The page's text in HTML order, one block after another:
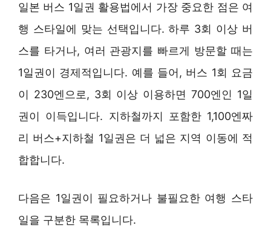
일본 버스 1일권 활용법에서 가장 중요한 점은 여
행 스타일에 맞는 선택입니다. 하루 3회 이상 버
스를 타거나, 여러 관광지를 빠르게 방문할 때는
1일권이 경제적입니다. 예를 들어, 버스 1회 요금
이 230엔으로, 3회 이상 이용하면 700엔인 1일
권이 이득입니다. 지하철까지 포함한 1,100엔짜
리 버스+지하철 1일권은 더 넓은 지역 이동에 적
합합니다.
다음은 1일권이 필요하거나 불필요한 여행 스타
일을 구분한 목록입니다.